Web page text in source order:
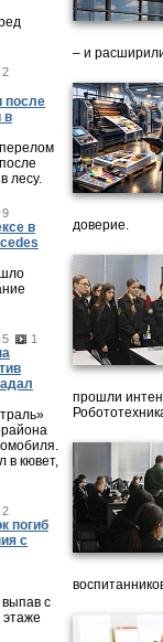
2
после
в
лесу.
9
в
5 1
в кювет,
2
погиб
с
с
– и
доверие.
прошли